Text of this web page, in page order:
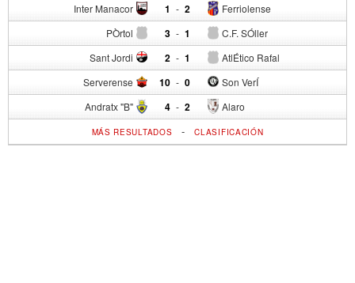
Inter Manacor 1 - Ferriolense
2
PÒrtol 3 - C.F. SÓller
1
Sant Jordi 2 - AtlÉtico Rafal
1
Serverense 10 - Son VerÍ
0
Andratx "B" 4 - Alaro
2
MÁS RESULTADOS -CLASIFICACIÓN